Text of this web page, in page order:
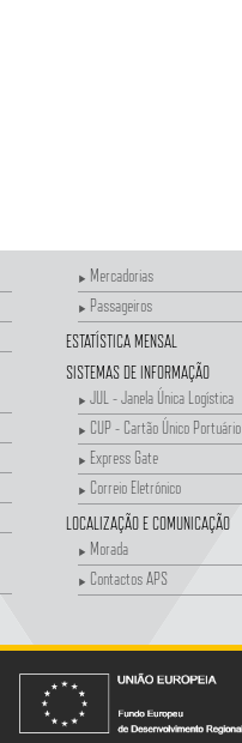
Mercadorias
Passageiros
ESTATÍSTICA MENSAL
SISTEMAS DE INFORMAÇÃO
JUL - Janela Única Logística
CUP - Cartão Único Portuário
Express Gate
Correio Eletrónico
LOCALIZAÇÃO E COMUNICAÇÃO
Morada
Contactos APS